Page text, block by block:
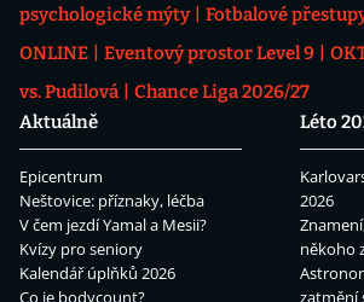
psychologické mýty
Fotbalové
ONLINE
Eventový prostor Level 9
vs. Pudilová
Chance Liga 2026/27
Aktuálně
Epicentrum
Neštovice: příznaky, léčba
V čem jezdí Yamal a Mesii?
Kvízy pro seniory
Kalendář úplňků 2026
Co je bodycount?
Léto
2026
někoho
zatmění